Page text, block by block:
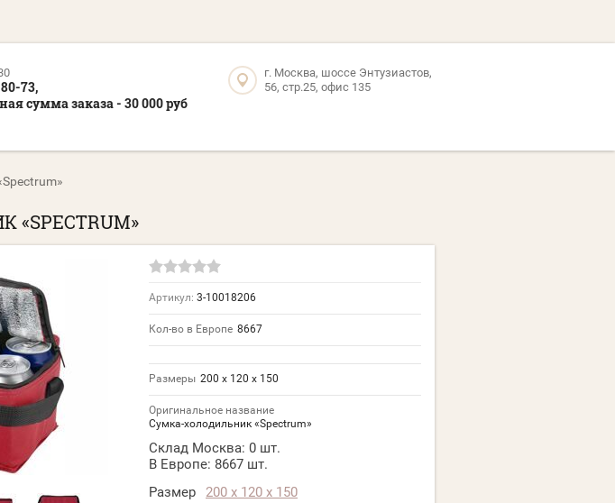
73,
сумма заказа - 30 000 руб
г. Москва, шоссе Энтузиастов,
56, стр.25, офис 135
Артикул: 3-10018206
Кол-во в Европе 8667
Размеры 200 х 120 х 150
Оригинальное название
Сумка-холодильник «Spectrum»
Склад Москва: 0 шт.
В Европе: 8667 шт.
Размер
200 х 120 х 150